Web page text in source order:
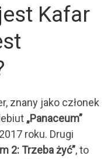
Kafar
znany jako członek
„Panaceum”
roku. Drugi
2: Trzeba żyć”, to